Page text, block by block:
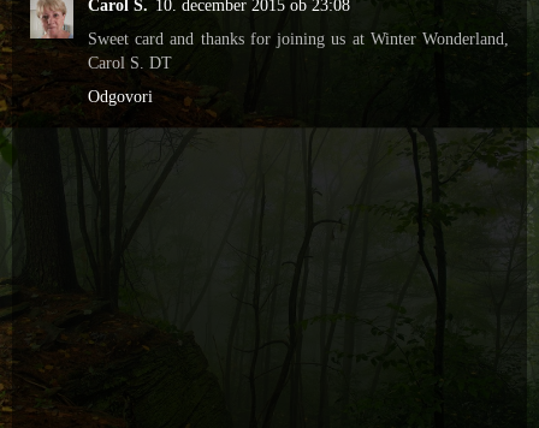
Carol S. 10. december 2015 ob 23:08
Sweet card and thanks for joining us at Winter Wonderland,
Carol S. DT
Odgovori